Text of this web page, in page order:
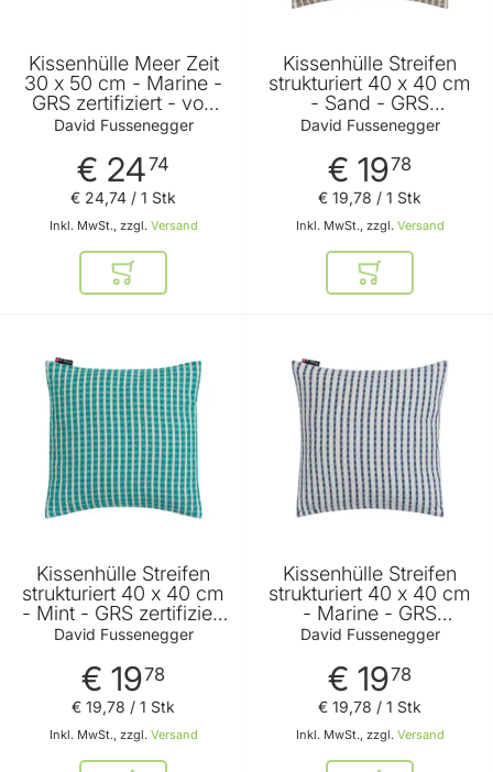
Kissenhülle Meer Zeit
30 x 50 cm - Marine -
GRS zertifiziert - von
David Fussenegger
David Fussenegger
€ 2474
Inkl. MwSt., zzgl. Versand
€ 24,74 / 1 Stk
In den Warenkorb
Kissenhülle Streifen
strukturiert 40 x 40 cm
- Sand - GRS
zertifiziert - von David
Fussenegger
David Fussenegger
€ 1978
Inkl. MwSt., zzgl. Versand
€ 19,78 / 1 Stk
In den
Kissenhülle Streifen
strukturiert 40 x 40 cm
- Mint - GRS zertifiziert
- von David
David Fussenegger
€ 1978
Inkl. MwSt., zzgl. Versand
€ 19,78 / 1 Stk
Kissenhülle Streifen
strukturiert 40 x 40 cm
- Marine - GRS
zertifiziert - von David
David Fussenegger
€ 1978
Inkl. MwSt., zzgl. Versand
€ 19,78 / 1 Stk